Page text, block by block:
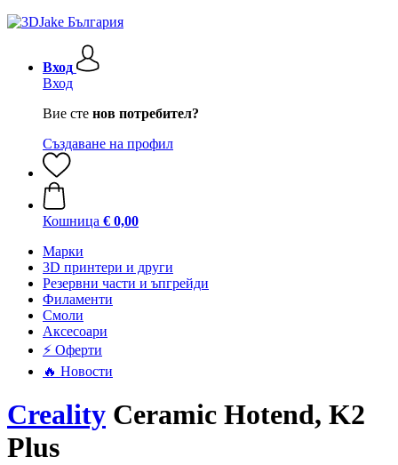
Вход
Вход
Вие сте нов потребител?
Създаване на профил
Кошница € 0,00
Mарки
3D принтери и други
Резервни части и ъпгрейди
Филаменти
Смоли
Аксесоари
⚡ Оферти
🔥 Новости
Creality Ceramic Hotend, K2
Plus